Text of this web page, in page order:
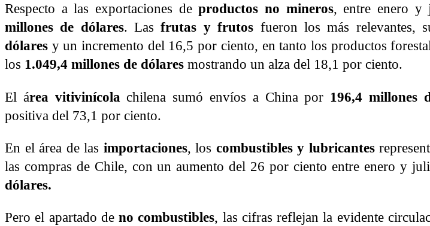
Respecto a las exportaciones deproductos no mineros, entre enero y
millones de dólares. Lasfrutas y frutos fueron los más relevantes,
dólares y un incremento del 16,5 por ciento, en tanto los productos
los 1.049,4 millones de dólares mostrando un alza del 18,1 por ciento.
El área vitivinícola chilena sumó envíos a China por 196,4 millones
positiva del 73,1 por ciento.
En el área de las importaciones, los combustibles y lubricantes
las compras de Chile, con un aumento del 26 por ciento entre enero y
dólares.
Pero el apartado de no combustibles, las cifras reflejan la evidente